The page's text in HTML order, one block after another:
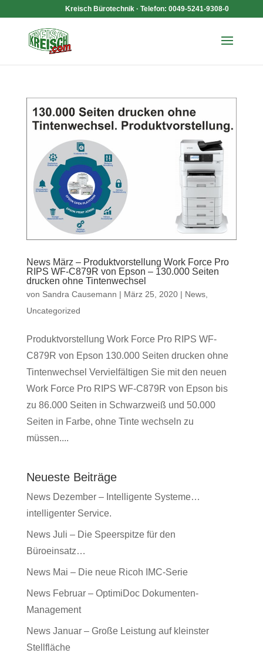
Kreisch Bürotechnik · Telefon: 0049-5241-9308-0
News März – Produktvorstellung Work Force Pro
RIPS WF-C879R von Epson – 130.000 Seiten
drucken ohne Tintenwechsel
von Sandra Causemann | März 25, 2020| News,
Uncategorized
Produktvorstellung Work Force Pro RIPS WF-
C879R von Epson 130.000 Seiten drucken ohne
Tintenwechsel Vervielfältigen Sie mit den neuen
Work Force Pro RIPS WF-C879R von Epson bis
zu 86.000 Seiten in Schwarzweiß und 50.000
Seiten in Farbe, ohne Tinte wechseln zu
müssen....
Neueste Beiträge
News Dezember – Intelligente Systeme…
intelligenter Service.
News Juli – Die Speerspitze für den
Büroeinsatz…
News Mai – Die neue Ricoh IMC-Serie
News Februar – OptimiDoc Dokumenten-
Management
News Januar – Große Leistung auf kleinster
Stellfläche